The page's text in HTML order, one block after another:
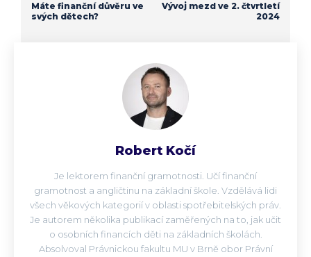
Máte finanční důvěru ve
svých dětech?
Vývoj mezd ve 2. čtvrtletí
2024
Robert Kočí
Je lektorem finanční gramotnosti. Učí finanční
gramotnost a angličtinu na základní škole. Vzdělává lidi
všech věkových kategorií v oblasti spotřebitelských práv.
Je autorem několika publikací zaměřených na to, jak učit
o osobních financích děti na základních školách.
Absolvoval Právnickou fakultu MU v Brně obor Právní